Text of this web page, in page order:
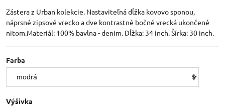
Zástera z Urban kolekcie. Nastaviteľná dĺžka kovovo sponou,
náprsné zipsové vrecko a dve kontrastné bočné vrecká ukončené
nitom.Materiál: 100% bavlna - denim. Dĺžka: 34 inch. Šírka: 30 inch.
Farba
Výšivka